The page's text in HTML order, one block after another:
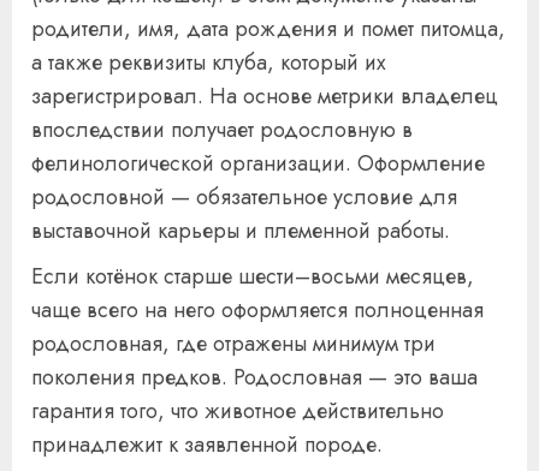
родители, имя, дата рождения и помет питомца,
а также реквизиты клуба, который их
зарегистрировал. На основе метрики владелец
впоследствии получает родословную в
фелинологической организации. Оформление
родословной — обязательное условие для
выставочной карьеры и племенной работы.
Если котёнок старше шести–восьми месяцев,
чаще всего на него оформляется полноценная
родословная, где отражены минимум три
поколения предков. Родословная — это ваша
гарантия того, что животное действительно
принадлежит к заявленной породе.